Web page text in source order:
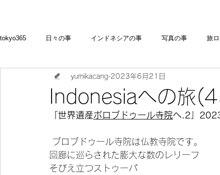
tokyo365 日々の事 インドネシアの事 写真の事 旅
食いしん坊 blog お料理・memasak
Indonesiaへの旅
yumikacang 2023年6月21日
「世界遺産ボロブドゥール寺院へ.2」
ブロブドゥール寺院は仏教寺院です。
回廊に巡らされた膨大な数のレリーフ
そびえ立つストゥーパ